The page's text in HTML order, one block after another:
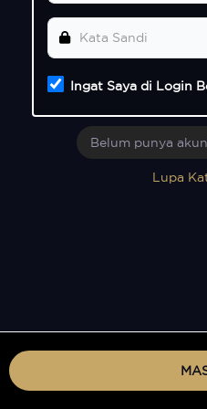
Ingat Saya di Login
Belum punya
Lupa